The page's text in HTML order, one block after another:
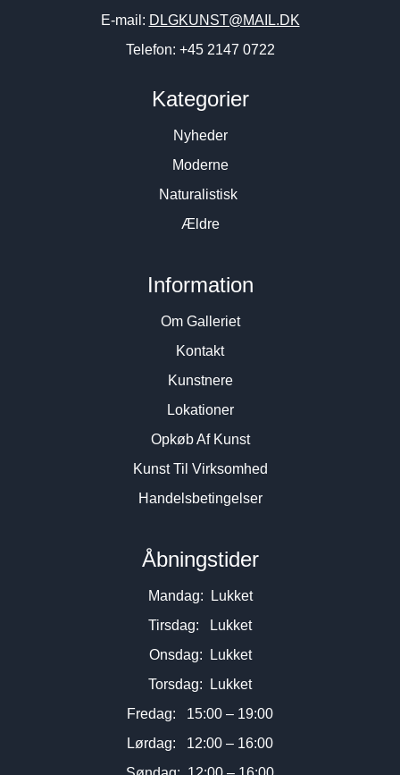
E-mail: DLGKUNST@MAIL.DK
Telefon: +45 2147 0722
Kategorier
Nyheder
Moderne
Naturalistisk
Ældre
Information
Om Galleriet
Kontakt
Kunstnere
Lokationer
Opkøb Af Kunst
Kunst Til Virksomhed
Handelsbetingelser
Åbningstider
Mandag: Lukket
Tirsdag: Lukket
Onsdag: Lukket
Torsdag: Lukket
Fredag: 15:00 – 19:00
Lørdag: 12:00 – 16:00